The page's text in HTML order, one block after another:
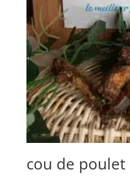
cou de poulet